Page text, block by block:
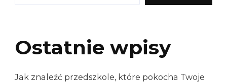
Ostatnie wpisy
Jak znaleźć przedszkole, które pokocha Twoje